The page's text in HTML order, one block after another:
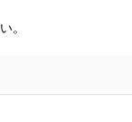
。